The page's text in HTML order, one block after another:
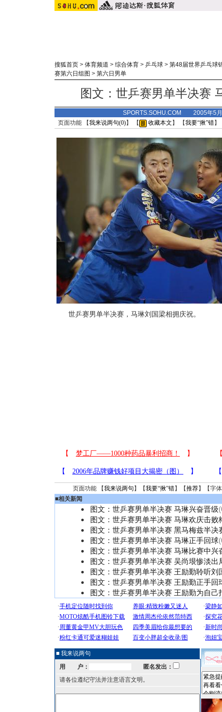
搜狐首页 > 体育频道 > 综合体育 > 乒乓球 > 第48届世界乒乓球
赛第六日组图 > 第六日男单
图文：世乒赛男单半决赛
SPORTS.SOHU.COM 2005年5
页面功能 【我来说两句(0)】 【 收藏本文 】 【我要“揪”错】
世乒赛男单半决赛，马琳刘国梁相拥庆祝。
页面功能 【我来说两句 】【我要“揪”错】【推荐】【字
■相关新闻
图文：世乒赛男单半决赛 马琳兴奋晋级
图文：世乒赛男单半决赛 马琳欢庆击败
图文：世乒赛男单半决赛 黑马梅兹半决
图文：世乒赛男单半决赛 马琳正手回球
图文：世乒赛男单半决赛 马琳比赛中兴
图文：世乒赛男单半决赛 吴尚垠惨淡出
图文：世乒赛男单半决赛 王励勤聆听刘
图文：世乒赛男单半决赛 王励勤正手回
图文：世乒赛男单半决赛 王励勤为自己
■ 我来说两句
用 户：
匿名发出：
请各位遵纪守法并注意语言文明。